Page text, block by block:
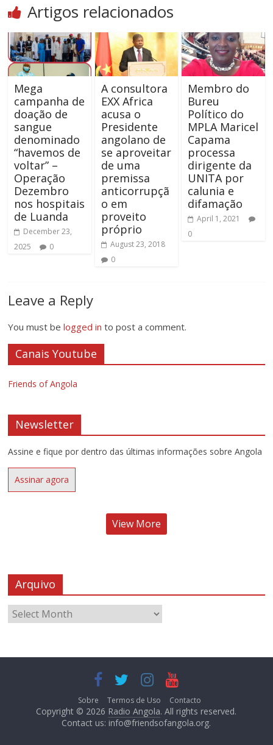
Artigos relacionados
Mega
campanha de
doação de
sangue
denominado
“havemos de
voltar” –
Operação
Dezembro
nos hospitais
de Luanda
December 23,
2025
0
A consultora
EXX Africa
acusa o
Presidente
angolano de
se aproveitar
de uma
premissa
anticorrupçã
o em
proveito
próprio
August 23, 2018
0
Membro do
Bureu
Político do
MPLA Maricel
Capama
processa
dirigente da
UNITA por
calunia e
difamação
April 1, 2021
0
Leave a Reply
You must belogged in to post a comment.
Canais Youtube
Friends of Angola
Newsletter
Assine e fique por dentro das últimas informações sobre Angola
Assinar agora
View More
Arquivo
Sobre Termos de Uso Contacto
Copyright © 2026 Radio Angola. All rights reserved.
Contact us: info@friendsofangola.org.